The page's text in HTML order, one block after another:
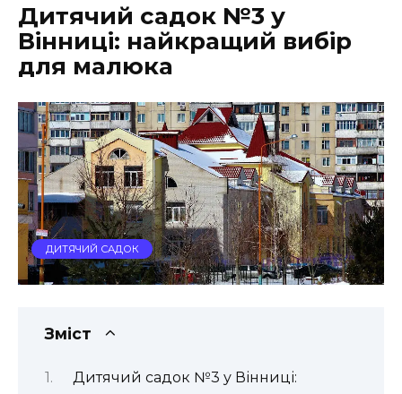
Дитячий садок №3 у
Вінниці: найкращий вибір
для малюка
ДИТЯЧИЙ САДОК
Зміст
Дитячий садок №3 у Вінниці: